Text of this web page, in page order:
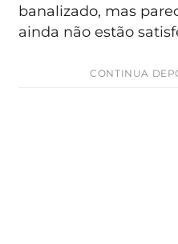
banalizado, mas
ainda não estão
CONTINUA